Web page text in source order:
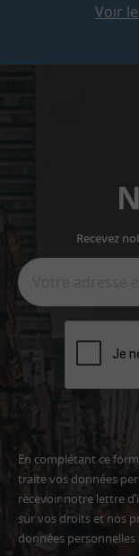
Voir
Recevez
En complétant ce
traite vos données
recevoir notre lettre
sur vos droits et nos
données personnelles